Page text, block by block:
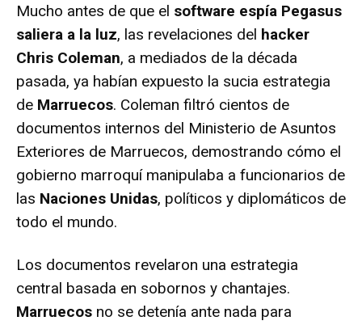
Mucho antes de que el software espía Pegasus
saliera a la luz, las revelaciones del hacker
Chris Coleman, a mediados de la década
pasada, ya habían expuesto la sucia estrategia
de Marruecos. Coleman filtró cientos de
documentos internos del Ministerio de Asuntos
Exteriores de Marruecos, demostrando cómo el
gobierno marroquí manipulaba a funcionarios de
las Naciones Unidas, políticos y diplomáticos de
todo el mundo.
Los documentos revelaron una estrategia
central basada en sobornos y chantajes.
Marruecos no se detenía ante nada para